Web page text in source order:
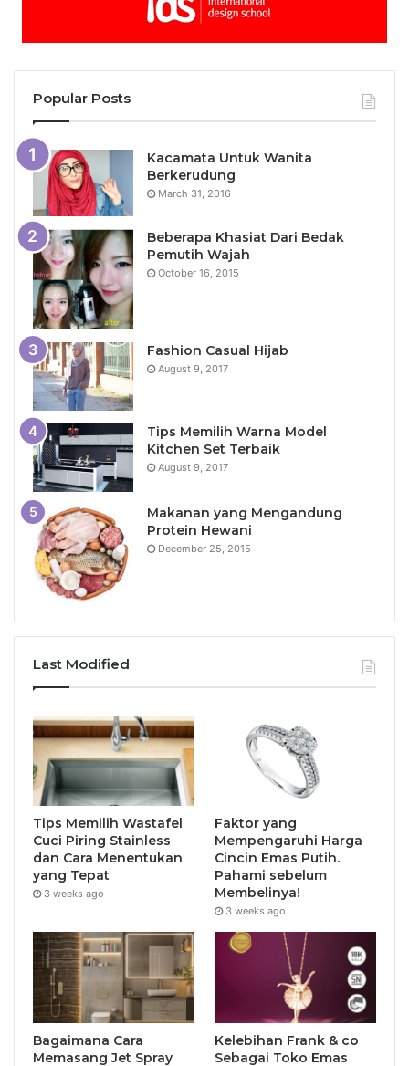
Popular Posts
Kacamata Untuk Wanita
Berkerudung
March 31, 2016
Beberapa Khasiat Dari Bedak
Pemutih Wajah
October 16, 2015
Fashion Casual Hijab
August 9, 2017
Tips Memilih Warna Model
Kitchen Set Terbaik
August 9, 2017
Makanan yang Mengandung
Protein Hewani
December 25, 2015
Last Modified
Tips Memilih Wastafel
Cuci Piring Stainless
dan Cara Menentukan
yang Tepat
3 weeks ago
Faktor yang
Mempengaruhi Harga
Cincin Emas Putih.
Pahami sebelum
Membelinya!
3 weeks ago
Bagaimana Cara
Memasang Jet Spray
Kelebihan Frank & co
Sebagai Toko Emas